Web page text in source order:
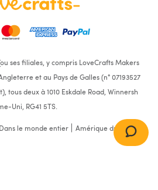
ses filiales, y compris LoveCrafts Makers
et au Pays de Galles (n° 07193527
tous deux à 1010 Eskdale Road, Winnersh
Uni, RG41 5TS.
Dans le monde entier
Amérique du Nord